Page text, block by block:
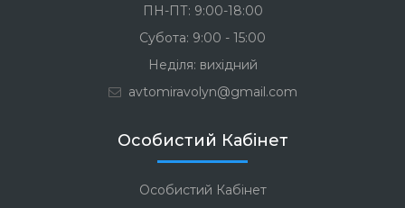
ПН-ПТ: 9:00-18:00
Субота: 9:00 - 15:00
Неділя: вихідний
avtomiravolyn@gmail.com
Особистий Кабінет
Особистий Кабінет